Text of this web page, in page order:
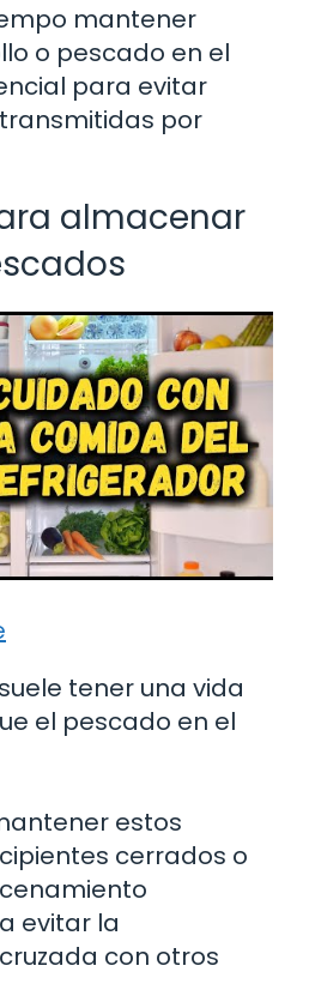
mantener
o pescado en el
para evitar
por
almacenar
tener una vida
el pescado en el
estos
cerrados o
evitar la
con otros